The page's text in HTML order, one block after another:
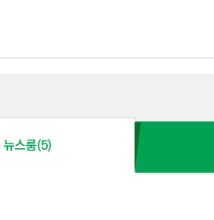
뉴스룸(5)